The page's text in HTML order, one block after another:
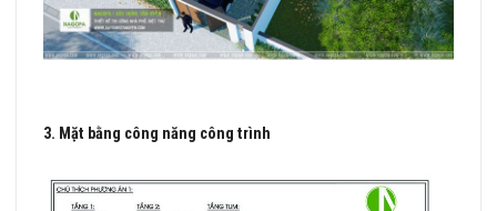
3. Mặt bằng công năng công trình